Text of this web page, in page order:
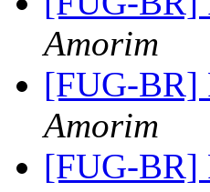
Amorim
[FUG-BR]
Amorim
[FUG-BR]